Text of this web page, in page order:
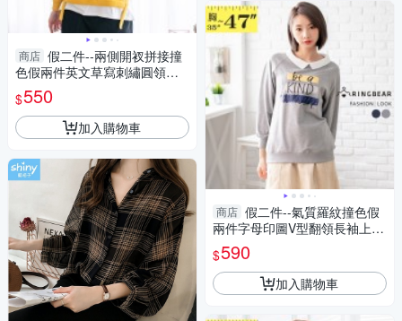
商店 假二件--兩側開衩拼接撞
色假兩件英文草寫刺繡圓領長
袖上衣(綠.黃L-3L)-X443眼圈熊
中大尺碼
$550
加入購物車
商店 假二件--氣質羅紋撞色假
兩件字母印圖V型翻領長袖上衣
(淺灰.深灰L-3L)-X422眼圈熊中
大尺碼
$590
加入購物車